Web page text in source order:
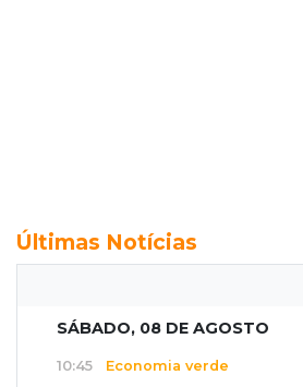
Últimas Notícias
SÁBADO, 08 DE AGOSTO
10:45 Economia verde